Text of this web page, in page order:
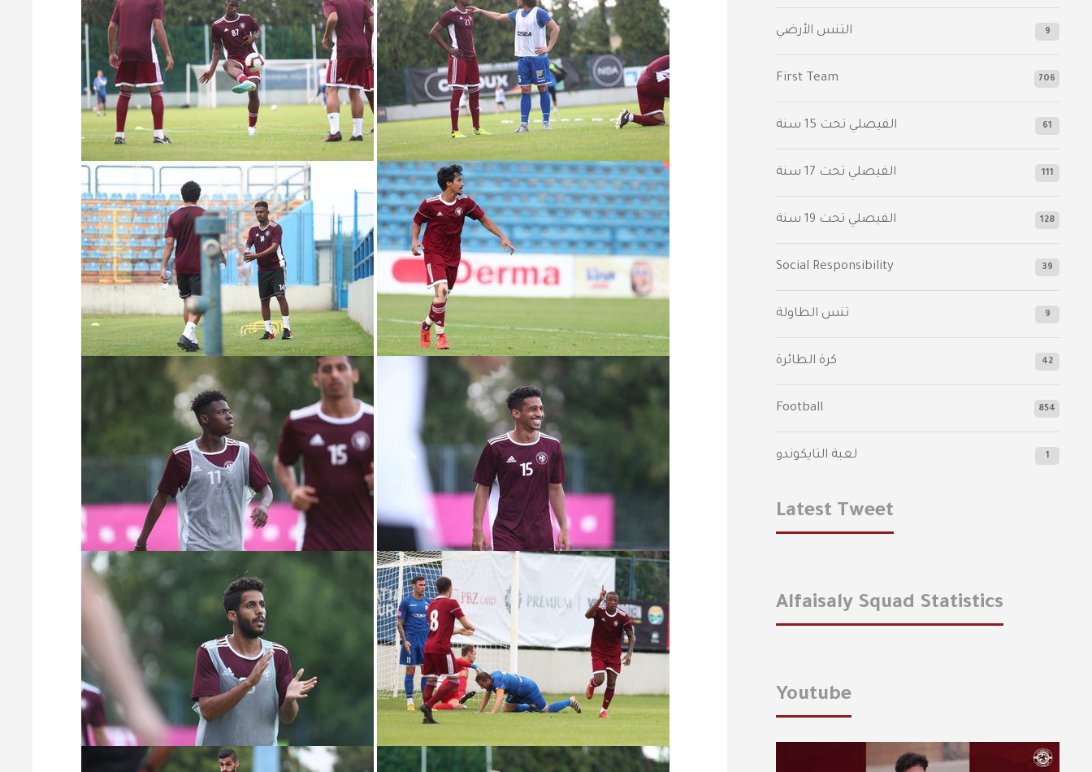
التنس الأرضي 9
First Team 706
الفيصلي‬⁩ تحت 15 سنة 61
‫الفيصلي‬⁩ تحت 17 سنة 111
الفيصلي‬⁩ تحت 19 سنة 128
Social Responsibility 39
تنس الطاولة 9
كرة الطائرة 42
Football 854
لعبة التايكوندو 1
Latest Tweet
Alfaisaly Squad Statistics
Youtube